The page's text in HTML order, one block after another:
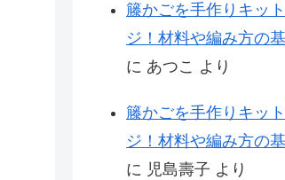
籐かごを手作りキッ
ジ！材料や編み方の
に あつこ より
籐かごを手作りキッ
ジ！材料や編み方の
に 児島壽子 より